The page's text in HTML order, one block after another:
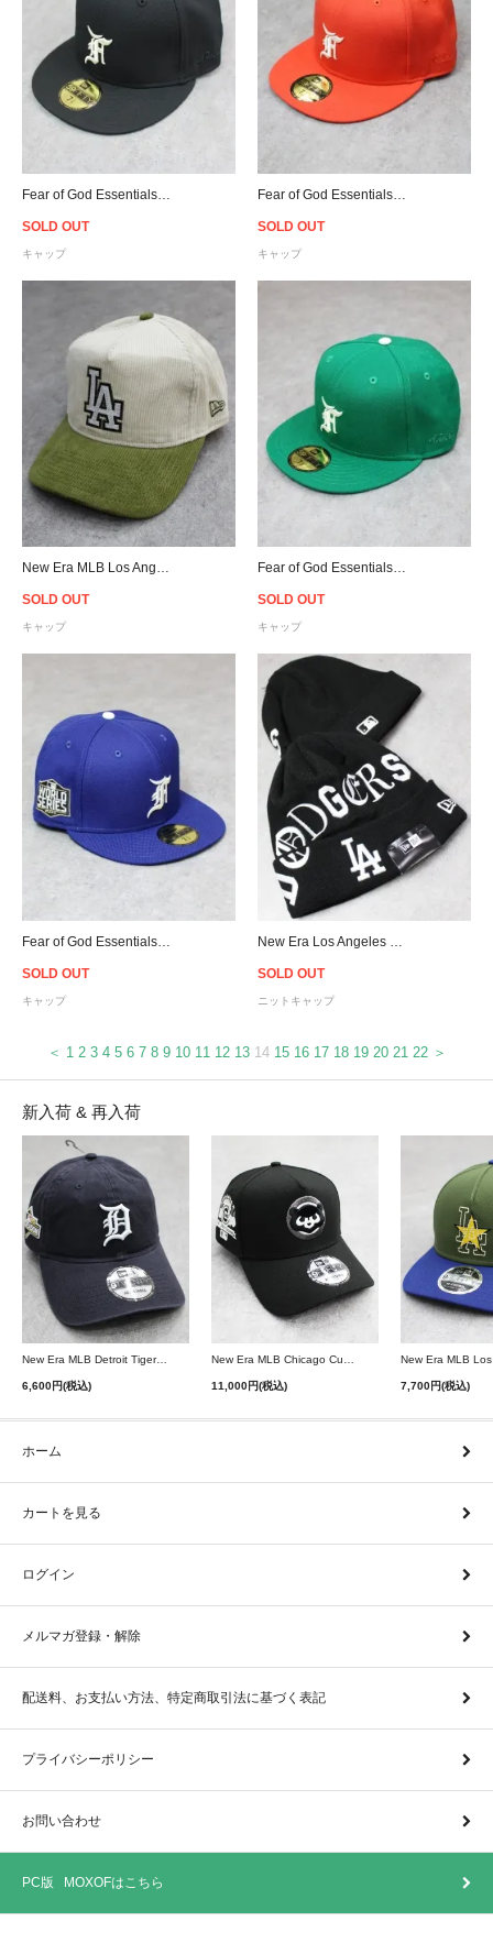
SOLD OUT
キャップ
SOLD OUT
キャップ
SOLD OUT
キャップ
SOLD OUT
キャップ
SOLD OUT
キャップ
SOLD OUT
ニットキャップ
＜ 1 2 3 4 5 6 7 8 9 10 11 12 13 14 15 16 17 18 19 20 21 22 ＞
新入荷 & 再入荷
New Era MLB Detroit Tigers Postseason 9Twenty Strapback Cap - Navy
6,600円(税込)
New Era MLB Chicago Cubs 9Forty A-Frame Snapback Cap - Black
11,000円(税込) 7,700円(税込)
ホーム
カートを見る
ログイン
メルマガ登録・解除
配送料、お支払い方法、特定商取引法に基づく表記
プライバシーポリシー
お問い合わせ
PC版 MOXOFはこちら